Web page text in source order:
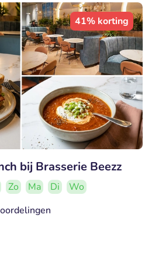
41% korting
bij Brasserie Beezz
Zo Ma Di
Wo